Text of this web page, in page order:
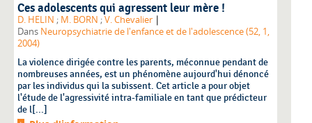
Ces adolescents qui agressent leur mère !
D. HELIN ; M. BORN ;V. Chevalier |
Dans Neuropsychiatrie de l'enfance et de l'adolescence (52, 1,
2004)
La violence dirigée contre les parents, méconnue pendant de
nombreuses années, est un phénomène aujourd'hui dénoncé
par les individus qui la subissent. Cet article a pour objet
l'étude de l'agressivité intra-familiale en tant que prédicteur
de l[...]